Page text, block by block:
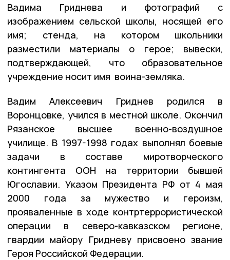
Вадима Гриднева и фотографий с
изображением сельской школы, носящей его
имя; стенда, на котором школьники
разместили материалы о герое; вывески,
подтверждающей, что образовательное
учреждение носит имя воина-земляка.
Вадим Алексеевич Гриднев родился в
Воронцовке, учился в местной школе. Окончил
Рязанское высшее военно-воздушное
училище. В 1997-1998 годах выполнял боевые
задачи в составе миротворческого
контингента ООН на территории бывшей
Югославии. Указом Президента РФ от 4 мая
2000 года за мужество и героизм,
прояваленные в ходе контртеррористической
операции в северо-кавказском регионе,
гвардии майору Гридневу присвоено звание
Героя Российской Федерации.